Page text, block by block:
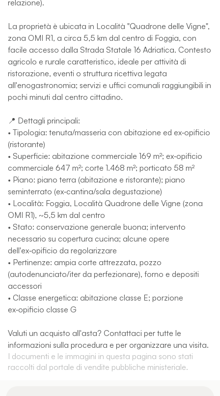
relazione).
La proprietà è ubicata in Località "Quadrone delle Vigne",
zona OMI R1, a circa 5,5 km dal centro di Foggia, con
facile accesso dalla Strada Statale 16 Adriatica. Contesto
agricolo e rurale caratteristico, ideale per attività di
ristorazione, eventi o struttura ricettiva legata
all'enogastronomia; servizi e uffici comunali raggiungibili in
pochi minuti dal centro cittadino.
📍 Dettagli principali:
• Tipologia: tenuta/masseria con abitazione ed ex‑opificio
(ristorante)
• Superficie: abitazione commerciale 169 m²; ex‑opificio
commerciale 647 m²; corte 1.468 m²; porticato 58 m²
• Piano: piano terra (abitazione e ristorante); piano
seminterrato (ex‑cantina/sala degustazione)
• Località: Foggia, Località Quadrone delle Vigne (zona
OMI R1), ~5,5 km dal centro
• Stato: conservazione generale buona; intervento
necessario su copertura cucina; alcune opere
dell'ex‑opificio da regolarizzare
• Pertinenze: ampia corte attrezzata, pozzo
(autodenunciato/iter da perfezionare), forno e depositi
accessori
• Classe energetica: abitazione classe E; porzione
ex‑opificio classe G
Valuti un acquisto all'asta? Contattaci per tutte le
informazioni sulla procedura e per organizzare una visita.
I documenti e le immagini in questa pagina sono stati
raccolti dal portale di vendite pubbliche ministeriale.